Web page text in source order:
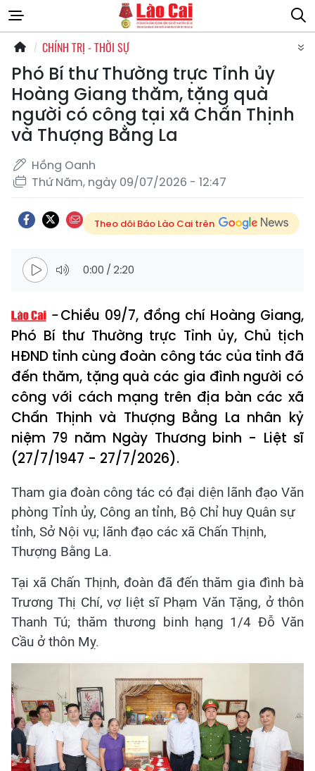
CHÍNH TRỊ - THỜI SỰ
Phó Bí thư Thường trực Tỉnh ủy
Hoàng Giang thăm, tặng quà
người có công tại xã Chấn Thịnh
và Thượng Bằng La
Hồng Oanh
Thứ Năm, ngày 09/07/2026 - 12:47
Theo dõi Báo Lào Cai trên
0:00 / 2:20
Chiều 09/7, đồng chí Hoàng Giang,
Phó Bí thư Thường trực Tỉnh ủy, Chủ tịch
HĐND tỉnh cùng đoàn công tác của tỉnh đã
đến thăm, tặng quà các gia đình người có
công với cách mạng trên địa bàn các xã
Chấn Thịnh và Thượng Bằng La nhân kỷ
niệm 79 năm Ngày Thương binh - Liệt sĩ
(27/7/1947 - 27/7/2026).
Tham gia đoàn công tác có đại diện lãnh đạo Văn
phòng Tỉnh ủy, Công an tỉnh, Bộ Chỉ huy Quân sự
tỉnh, Sở Nội vụ; lãnh đạo các xã Chấn Thịnh,
Thượng Bằng La.
Tại xã Chấn Thịnh, đoàn đã đến thăm gia đình bà
Trương Thị Chí, vợ liệt sĩ Phạm Văn Tặng, ở thôn
Thanh Tú; thăm thương binh hạng 1/4 Đỗ Văn
Cầu ở thôn Mỵ.